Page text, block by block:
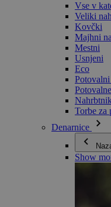
Vse v
Veliki
Kovčki
Majhni
Mestni
Usnjeni
Eco
Torbe za
Denarnice
Show